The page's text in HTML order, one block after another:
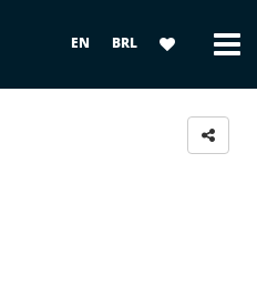
EN BRL